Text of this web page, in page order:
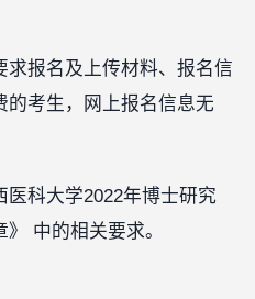
求报名及上传材料、报名信
的考生，网上报名信息无
医科大学2022年博士研究
中的相关要求。